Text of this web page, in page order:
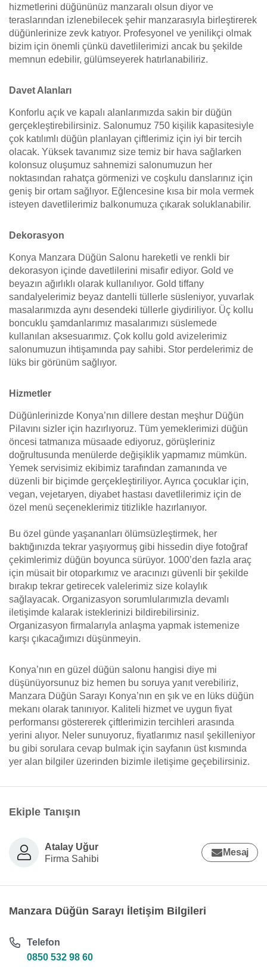
hizmetlerini düğününüz manzaralı olsun diyor ve
teraslarından izlenebilecek şehir manzarasıyla birleştirerek
düğünlerinize zevk katıyor. Profesyonel ve yenilikçi olmak
bizim için önemli çünkü davetlilerimizi ancak bu şekilde
memnun edebilir, gülümseyerek hatırlanabiliriz.
Davet Alanları
Konforlu açık ve kapalı alanlarımızda sakin bir düğün
gerçekleştirebilirsiniz. Salonumuz 750 kişilik kapasitesiyle
çok katılımlı düğün planlayan çiftlerimiz için iyi bir tercih
olacak. Yüksek tavanımız size temiz bir hava sağlarken
kolonsuz oluşumuz sahnemizi salonumuzun her
noktasından rahatça görmenizi ve coşkulu danslarınız için
geniş bir ortam sağlıyor. Eğlencesine kısa bir mola vermek
isteyen davetlilerimiz balkonumuza çıkarak soluklanabilir.
Dekorasyon
Konya Manzara Düğün Salonu hareketli ve renkli bir
dekorasyon içinde davetlilerini misafir ediyor. Gold ve
beyazın ağırlıklı olarak kullanılıyor. Gold tiffany
sandalyelerimiz beyaz dantelli tüllerle süsleniyor, yuvarlak
masalarımızda aynı desendeki tüllerle giydiriliyor. Üç kollu
boncuklu şamdanlarımız masalarımızı süslemede
kullanılan aksesuarımız. Çok kollu gold avizelerimiz
salonumuzun ihtişamında pay sahibi. Stor perdelerimiz de
lüks bir görünüm sağlıyor.
Hizmetler
Düğünlerinizde Konya’nın dillere destan meşhur Düğün
Pilavını sizler için hazırlıyoruz. Tüm yemeklerimizi düğün
öncesi tatmanıza müsaade ediyoruz, görüşleriniz
doğrultusunda menülerde değişiklik yapmamız mümkün.
Yemek servisimiz ekibimiz tarafından zamanında ve
düzenli bir biçimde gerçekleştiriliyor. Ayrıca çocuklar için,
vegan, vejetaryen, diyabet hastası davetlilerimiz için de
özel menü seçeneklerimiz titizlikle hazırlanıyor.
Bu özel günde yaşananları ölümsüzleştirmek, her
baktığınızda tekrar yaşıyormuş gibi hissedin diye fotoğraf
çekimlerimiz düğün boyunca sürüyor. 1000’den fazla araç
için müsait bir otoparkımız ve aracınızı güvenli bir şekilde
bırakıp tekrar getirecek valelerimiz size kolaylık
sağlayacak. Organizasyon sorumlularımızla devamlı
iletişimde kalarak isteklerinizi bildirebilirsiniz.
Organizasyon firmalarıyla anlaşma yapmak istemenize
karşı çıkacağımızı düşünmeyin.
Konya’nın en güzel düğün salonu hangisi diye mi
düşünüyorsunuz biz hemen bu soruya yanıt verebiliriz,
Manzara Düğün Sarayı Konya’nın en şık ve en lüks düğün
mekanı olarak tanınıyor. Kaliteli hizmet ve uygun fiyat
performansı göstererek çiftlerimizin tercihleri arasında
yerini alıyor. Neler sunuyoruz, fiyatlarımız nasıl şekilleniyor
bu gibi sorulara cevap bulmak için sayfanın üst kısmında
yer alan bilgiler üzerinden bizimle iletişime geçebilirsiniz.
Ekiple Tanışın
Atalay Uğur
Firma Sahibi
Mesaj
Manzara Düğün Sarayı İletişim Bilgileri
Telefon
0850 532 98 60